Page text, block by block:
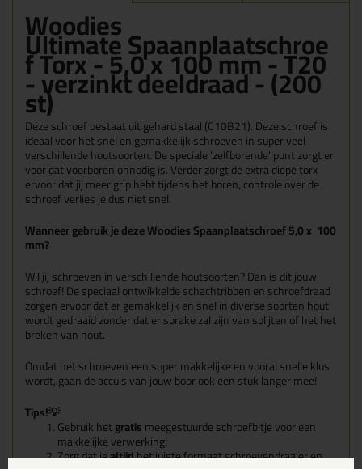
Woodies
Ultimate Spaanplaatschroe
f Torx - 5,0 x 100 mm - T20
- verzinkt deeldraad - (200
st)
Deze schroef bestaat uit gehard staal (C10B21). Deze schroef is
ideaal voor het snel en gemakkelijk schroeven in super veel
verschillende houtsoorten. De speciale 'zelfborende' punt zorgt er
voor dat voorboren onnodig is. Verder zorgt de extra diepe torx
ervoor dat jij meer grip hebt tijdens het boren, controle over de
schroef verlies je dus niet snel.
Wanneer gebruik je deze Woodies Spaanplaatschroef 5,0 x 100
mm?
Wil jij schroeven in verschillende houtsoorten? Dan is dit jouw
schroef! De speciaal ontwikkelde schachtribben en schroefdraad
zorgen ervoor dat er gemakkelijk en snel in diverse soorten hout
wordt gedraaid zonder dat er sprake zal zijn van splijten of het het
breken van hout.
Omdat het schroeven een super makkelijke en vooral snelle klus
wordt, gaan de accu's van jouw boor ook een stuk langer mee!
Tips!💡
Gebruik hetgratismeegestuurde schroefbitje voor een
makkelijke verwerking!
Zorg dat jealtijdhet juiste formaat schroevendraaier en